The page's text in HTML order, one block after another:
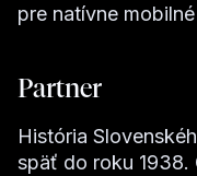
pre natívne
Partner
História
späť do roku 1938.